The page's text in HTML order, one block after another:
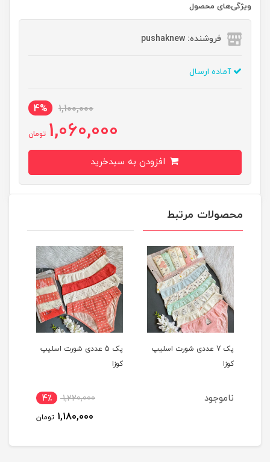
ویژگی‌های محصول
فروشنده: pushaknew
آماده ارسال
1,100,000
4%
1,060,000 تومان
محصولات مرتبط
پک 7 عددی شورت اسلیپ
کوزا
ناموجود
پک 5 عددی شورت اسلیپ
کوزا
1,220,000 4٪
1,180,000 تومان